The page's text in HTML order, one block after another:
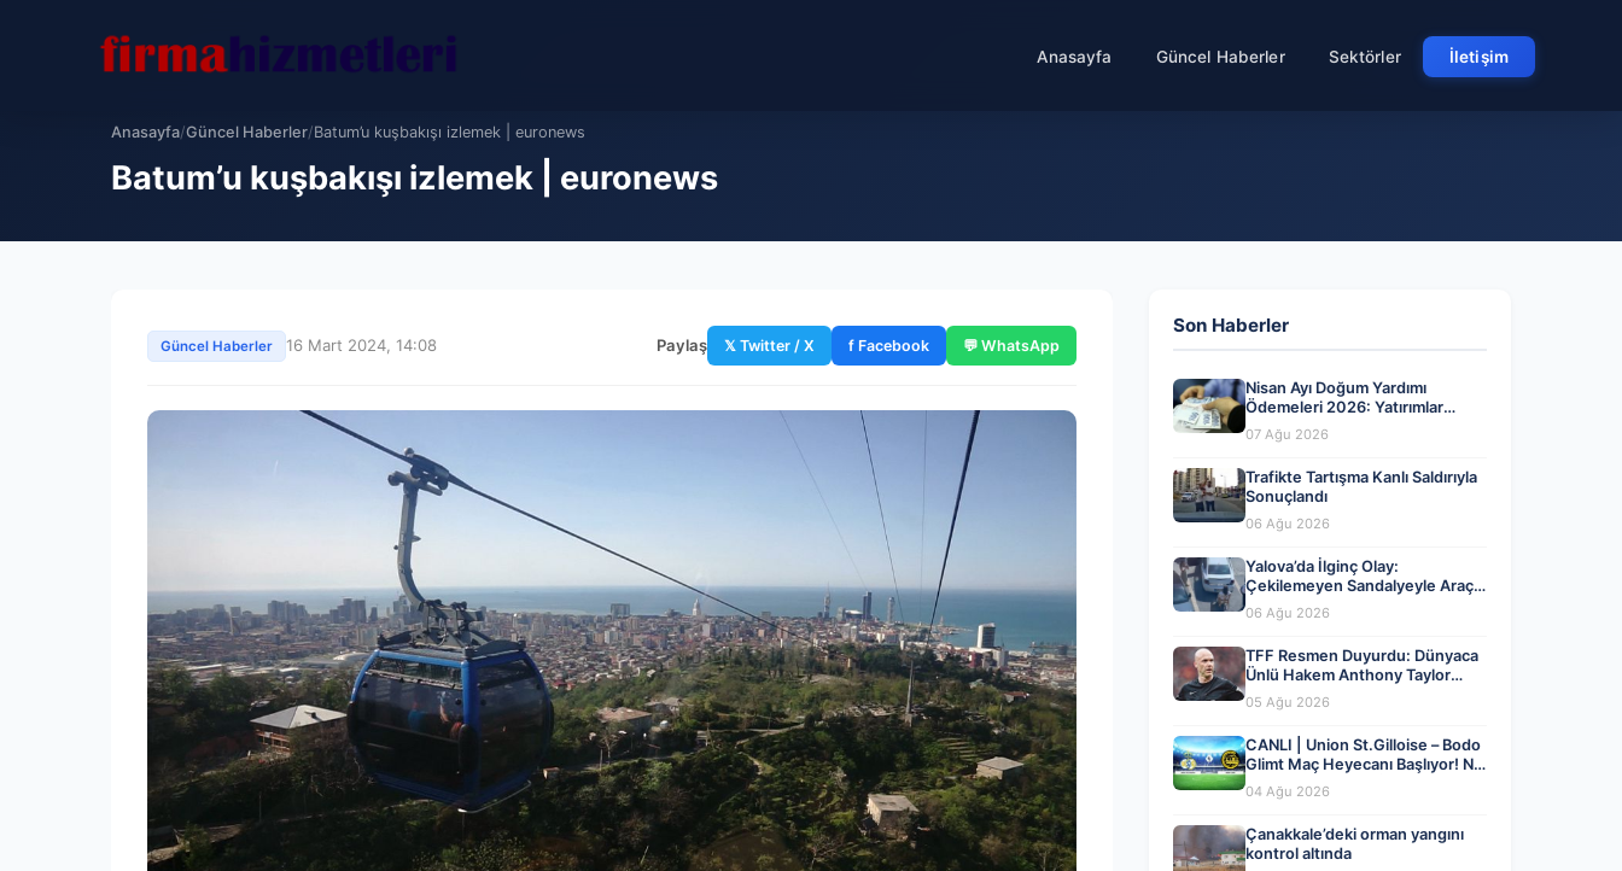
Anasayfa Güncel Haberler Sektörler İletişim
Anasayfa/Güncel Haberler/Batum’u kuşbakışı izlemek | euronews
Batum’u kuşbakışı izlemek | euronews
Güncel Haberler 16 Mart 2024, 14:08 Paylaş 𝕏 Twitter / X f Facebook 💬 WhatsApp
Son Haberler
Nisan Ayı Doğum Yardımı
Ödemeleri 2026: Yatırımlar
Tamamlandı mı?
07 Ağu 2026
Trafikte Tartışma Kanlı Saldırıyla
Sonuçlandı
06 Ağu 2026
Yalova’da İlginç Olay:
Çekilemeyen Sandalyeyle Araç
Parkına Engel Olma Hikayesi
06 Ağu 2026
TFF Resmen Duyurdu: Dünyaca
Ünlü Hakem Anthony Taylor
MHK’da Göreve Başladı
05 Ağu 2026
CANLI | Union St.Gilloise – Bodo
Glimt Maç Heyecanı Başlıyor! Ne
Zaman ve Nerede İzlenir? – 04
Ağustos 2026
04 Ağu 2026
Çanakkale’deki orman yangını
kontrol altında